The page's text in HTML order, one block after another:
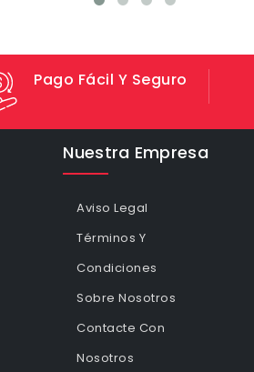
Pago Fácil Y Seguro
Nuestra Empresa
Aviso Legal
Términos Y
Condiciones
Sobre Nosotros
Contacte Con
Nosotros